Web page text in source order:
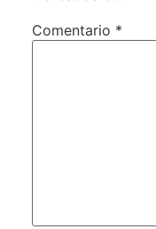
Comentario *